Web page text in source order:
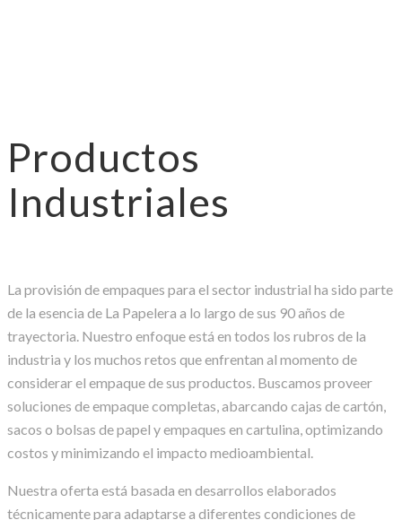
Productos
Industriales
La provisión de empaques para el sector industrial ha sido parte
de la esencia de La Papelera a lo largo de sus 90 años de
trayectoria. Nuestro enfoque está en todos los rubros de la
industria y los muchos retos que enfrentan al momento de
considerar el empaque de sus productos. Buscamos proveer
soluciones de empaque completas, abarcando cajas de cartón,
sacos o bolsas de papel y empaques en cartulina, optimizando
costos y minimizando el impacto medioambiental.
Nuestra oferta está basada en desarrollos elaborados
técnicamente para adaptarse a diferentes condiciones de